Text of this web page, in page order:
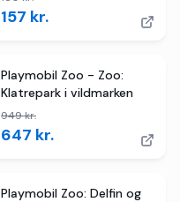
157 kr.
TILBUD
3butikker
Playmobil Zoo - Zoo:
Klatrepark i vildmarken
949kr.
647 kr.
TILBUD
2butikker
Playmobil Zoo: Delfin og